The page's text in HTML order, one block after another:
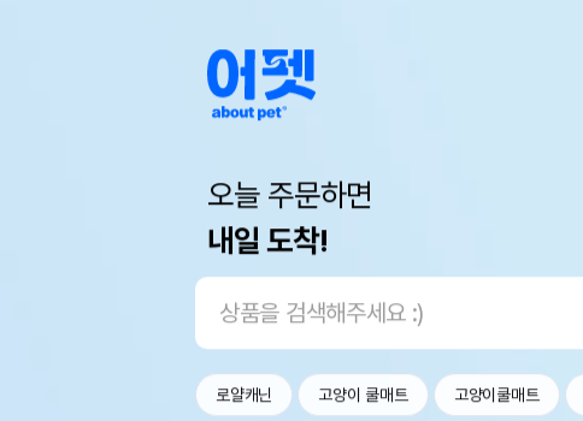
오늘 주문하면
내일 도착!
로얄캐닌 고양이 쿨매트 고양이쿨매트